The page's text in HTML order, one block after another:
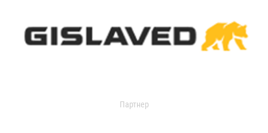
Партнер